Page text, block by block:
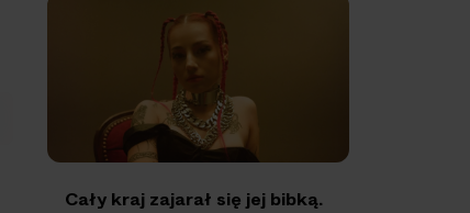
Cały kraj zajarał się jej bibką.